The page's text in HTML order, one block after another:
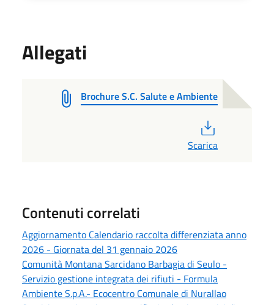
Allegati
Brochure S.C. Salute e Ambiente
Scarica
Contenuti correlati
Aggiornamento Calendario raccolta differenziata anno
2026 - Giornata del 31 gennaio 2026
Comunità Montana Sarcidano Barbagia di Seulo -
Servizio gestione integrata dei rifiuti - Formula
Ambiente S.p.A.- Ecocentro Comunale di Nurallao